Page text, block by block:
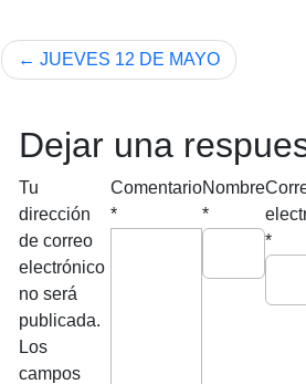
Navegación
entradas
JUEVES 12 DE MAYO
Dejar una
Tu
dirección
de correo
electrónico
no será
publicada.
Los
campos
Comentario
*
Nombre
*
*